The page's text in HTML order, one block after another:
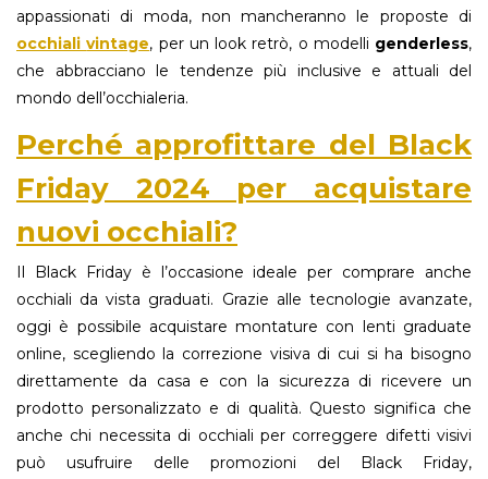
appassionati di moda, non mancheranno le proposte di
occhiali vintage, per un look retrò, o modelli genderless,
che abbracciano le tendenze più inclusive e attuali del
mondo dell’occhialeria.
Perché approfittare del Black
Friday 2024 per acquistare
nuovi occhiali?
Il Black Friday è l’occasione ideale per comprare anche
occhiali da vista graduati. Grazie alle tecnologie avanzate,
oggi è possibile acquistare montature con lenti graduate
online, scegliendo la correzione visiva di cui si ha bisogno
direttamente da casa e con la sicurezza di ricevere un
prodotto personalizzato e di qualità. Questo significa che
anche chi necessita di occhiali per correggere difetti visivi
può usufruire delle promozioni del Black Friday,